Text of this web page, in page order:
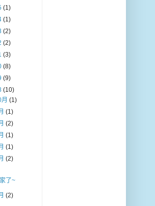
(1)
(1)
(2)
(2)
(3)
(8)
(9)
(10)
月(1)
(1)
(2)
(1)
(1)
(2)
了~
(2)